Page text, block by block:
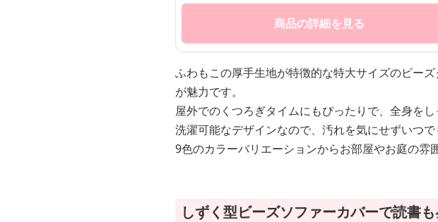
商品の詳細を見る
ふわもこの厚手生地が特徴的な特大サイズのビー
が魅力です。
屋外でのくつろぎタイムにもぴったりで、全身をし
洗濯可能なデザインなので、汚れを気にせずいつ
9色のカラーバリエーションからお部屋やお庭の雰
しずく型ビーズソファーカバーで読書